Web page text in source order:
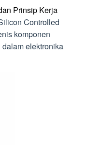
Prinsip Kerja
Controlled
komponen
elektronika